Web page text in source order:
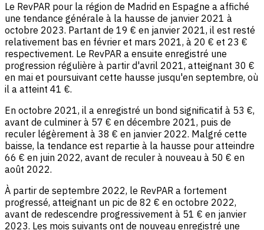
Le RevPAR pour la région de Madrid en Espagne a affiché
une tendance générale à la hausse de janvier 2021 à
octobre 2023. Partant de 19 € en janvier 2021, il est resté
relativement bas en février et mars 2021, à 20 € et 23 €
respectivement. Le RevPAR a ensuite enregistré une
progression régulière à partir d'avril 2021, atteignant 30 €
en mai et poursuivant cette hausse jusqu'en septembre, où
il a atteint 41 €.
En octobre 2021, il a enregistré un bond significatif à 53 €,
avant de culminer à 57 € en décembre 2021, puis de
reculer légèrement à 38 € en janvier 2022. Malgré cette
baisse, la tendance est repartie à la hausse pour atteindre
66 € en juin 2022, avant de reculer à nouveau à 50 € en
août 2022.
À partir de septembre 2022, le RevPAR a fortement
progressé, atteignant un pic de 82 € en octobre 2022,
avant de redescendre progressivement à 51 € en janvier
2023. Les mois suivants ont de nouveau enregistré une